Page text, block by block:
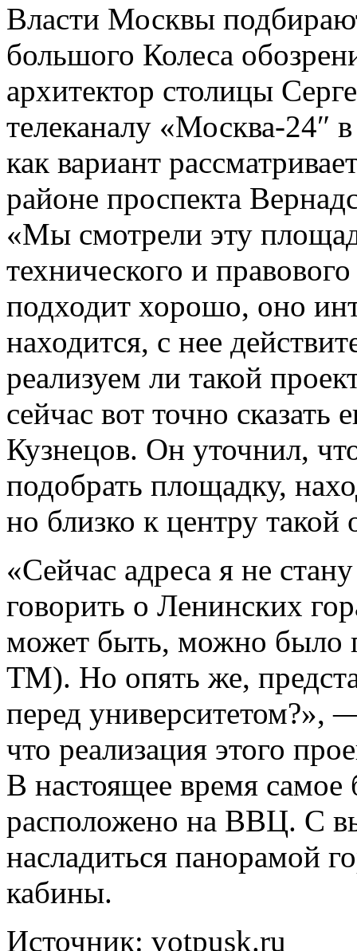
Власти Москвы
большого Колеса
архитектор столицы
телеканалу «Москва-24″
как вариант
районе проспекта
«Мы смотрели эту
технического и
подходит хорошо, оно
находится, с нее
реализуем ли такой
сейчас вот точно
Кузнецов. Он уточнил,
подобрать площадку,
но близко к центру такой
«Сейчас адреса я не
говорить о Ленинских
может быть, можно было
ТМ). Но опять же,
перед университетом?»,
что реализация этого
В настоящее время
расположено на ВВЦ. С
насладиться панорамой
кабины.
Источник: votpusk.ru